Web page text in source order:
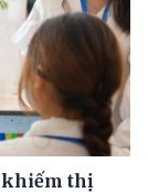
khiếm thị